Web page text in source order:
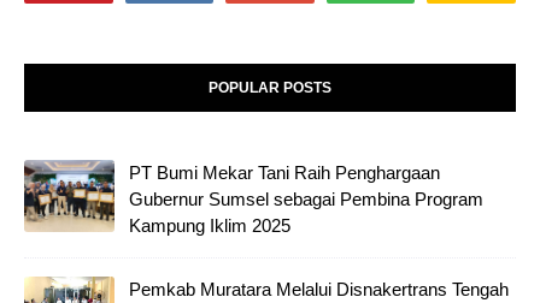
POPULAR POSTS
PT Bumi Mekar Tani Raih Penghargaan
Gubernur Sumsel sebagai Pembina Program
Kampung Iklim 2025
Pemkab Muratara Melalui Disnakertrans Tengah